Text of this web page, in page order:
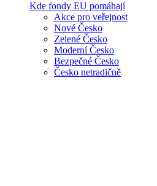
Kde fondy EU pomáhají
Akce pro veřejnost
Nové Česko
Zelené Česko
Moderní Česko
Bezpečné Česko
Česko netradičně